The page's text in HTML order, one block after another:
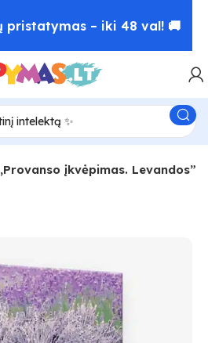
įkvėpimas. Levandos”
pristatymas – iki 48 val! 🚚